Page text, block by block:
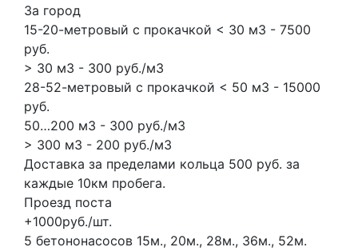
За город
15-20-метровый с прокачкой < 30 м3 - 7500
руб.
> 30 м3 - 300 руб./м3
28-52-метровый с прокачкой < 50 м3 - 15000
руб.
50…200 м3 - 300 руб./м3
> 300 м3 - 200 руб./м3
Доставка за пределами кольца 500 руб. за
каждые 10км пробега.
Проезд поста
+1000руб./шт.
5 бетононасосов 15м., 20м., 28м., 36м., 52м.